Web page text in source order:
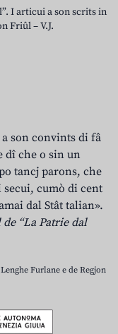
I articui a son scrits in
Friûl – V.J.
son convints di fâ
dî che o sin un
tancj parons, che
cumò di cent
dal Stât talian».
“La Patrie dal
Furlane e de Regjon